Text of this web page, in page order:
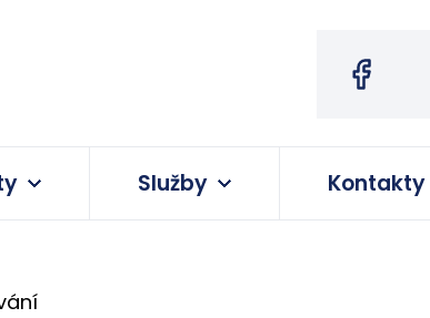
Služby Kontakty